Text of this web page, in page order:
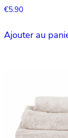
€5.90
Ajouter au